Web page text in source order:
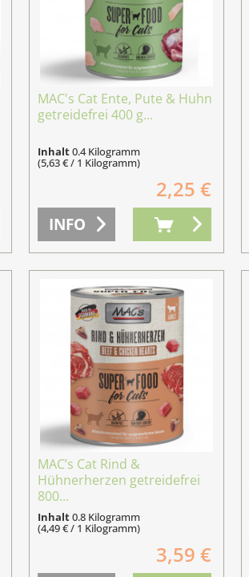
MAC's Cat Ente, Pute & Huhn
getreidefrei 400 g...
Inhalt0.4 Kilogramm
(5,63 € / 1 Kilogramm)
2,25 €
INFO
MAC’s Cat Rind &
Hühnerherzen getreidefrei
800...
Inhalt0.8 Kilogramm
(4,49 € / 1 Kilogramm)
3,59 €